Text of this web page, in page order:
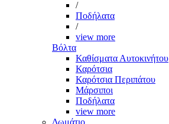
/
Ποδήλατα
/
view more
Βόλτα
Καθίσματα Αυτοκινήτου
Καρότσια
Καρότσια Περιπάτου
Μάρσιποι
Ποδήλατα
view more
Δωμάτιο